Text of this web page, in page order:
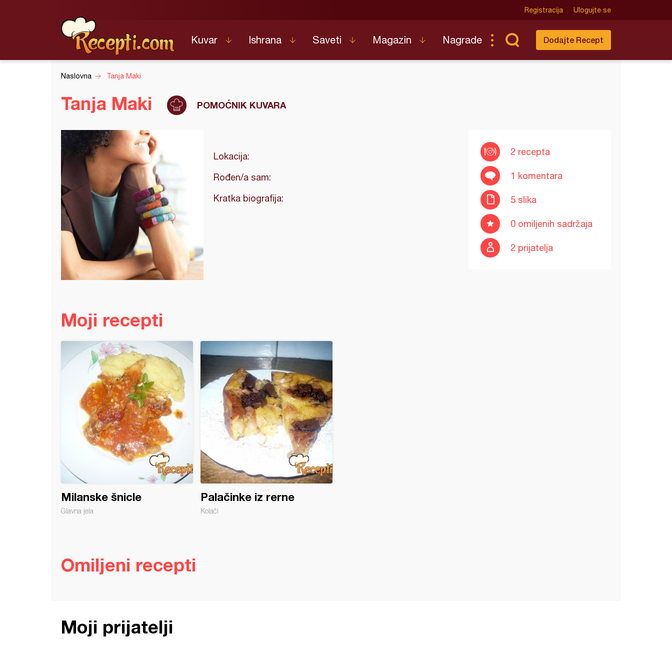
Registracija Ulogujte se
Kuvar Ishrana Saveti Magazin Nagrade Dodajte Recept
Naslovna Tanja Maki
Tanja Maki POMOĆNIK KUVARA
Lokacija:
Rođen/a sam:
Kratka biografija:
2 recepta
1 komentara
5 slika
0 omiljenih sadržaja
2 prijatelja
Moji recepti
Milanske šnicle
Glavna jela
Palačinke iz rerne
Kolači
Omiljeni recepti
Moji prijatelji